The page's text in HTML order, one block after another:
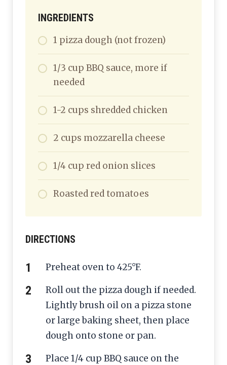
INGREDIENTS
1 pizza dough (not frozen)
1/3 cup BBQ sauce, more if
needed
1-2 cups shredded chicken
2 cups mozzarella cheese
1/4 cup red onion slices
Roasted red tomatoes
DIRECTIONS
Preheat oven to 425°F.
Roll out the pizza dough if needed.
Lightly brush oil on a pizza stone
or large baking sheet, then place
dough onto stone or pan.
Place 1/4 cup BBQ sauce on the